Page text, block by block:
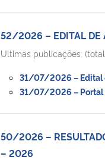
52/2026 – EDITAL DE
Ultimas publicações:
31/07/2026 – Edital
31/07/2026 – Portal
50/2026 –
– 2026